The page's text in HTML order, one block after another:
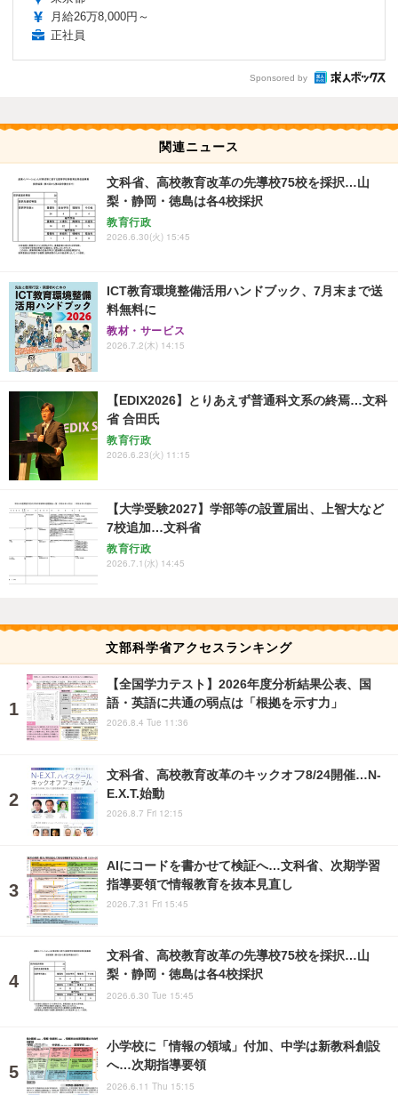
月給26万8,000円～
正社員
Sponsored by
関連ニュース
文科省、高校教育改革の先導校75校を採択…山
梨・静岡・徳島は各4校採択
教育行政
2026.6.30(火) 15:45
ICT教育環境整備活用ハンドブック、7月末まで送
料無料に
教材・サービス
2026.7.2(木) 14:15
【EDIX2026】とりあえず普通科文系の終焉…文科
省 合田氏
教育行政
2026.6.23(火) 11:15
【大学受験2027】学部等の設置届出、上智大など
7校追加…文科省
教育行政
2026.7.1(水) 14:45
文部科学省アクセスランキング
【全国学力テスト】2026年度分析結果公表、国
語・英語に共通の弱点は「根拠を示す力」
2026.8.4 Tue 11:36
文科省、高校教育改革のキックオフ8/24開催…N-
E.X.T.始動
2026.8.7 Fri 12:15
AIにコードを書かせて検証へ…文科省、次期学習
指導要領で情報教育を抜本見直し
2026.7.31 Fri 15:45
文科省、高校教育改革の先導校75校を採択…山
梨・静岡・徳島は各4校採択
2026.6.30 Tue 15:45
小学校に「情報の領域」付加、中学は新教科創設
へ…次期指導要領
2026.6.11 Thu 15:15